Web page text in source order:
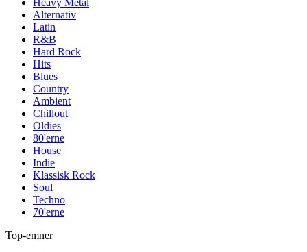
Heavy Metal
Alternativ
Latin
R&B
Hard Rock
Hits
Blues
Country
Ambient
Chillout
Oldies
80'erne
House
Indie
Klassisk Rock
Soul
Techno
70'erne
Top-emner